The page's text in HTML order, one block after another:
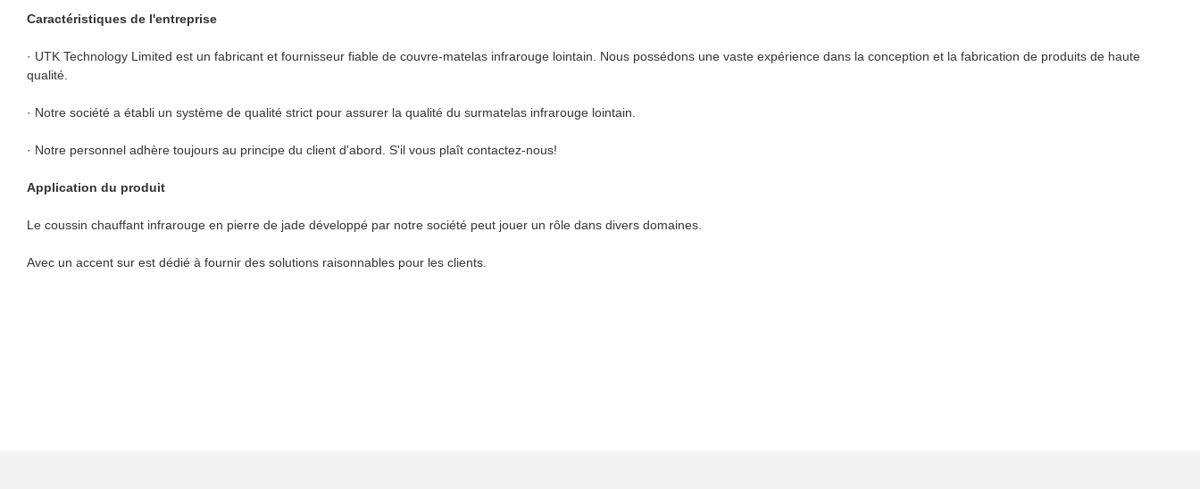
Caractéristiques de l'entreprise
· UTK Technology Limited est un fabricant et fournisseur fiable de couvre-matelas infrarouge lointain. Nous possédons une vaste expérience dans la conception et la fabrication de produits de haute
qualité.
· Notre société a établi un système de qualité strict pour assurer la qualité du surmatelas infrarouge lointain.
· Notre personnel adhère toujours au principe du client d'abord. S'il vous plaît contactez-nous!
Application du produit
Le coussin chauffant infrarouge en pierre de jade développé par notre société peut jouer un rôle dans divers domaines.
Avec un accent sur est dédié à fournir des solutions raisonnables pour les clients.